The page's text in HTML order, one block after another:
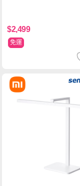
$2,499
免運